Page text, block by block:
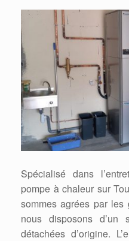
Spécialisé dans
pompe à chaleur sur
sommes agrées par les
nous disposons d’un
détachées d’origine.